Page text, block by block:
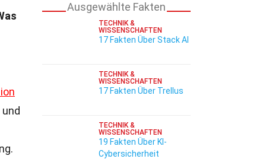
Ausgewählte Fakten
TECHNIK &
WISSENSCHAFTEN
17 Fakten Über Stack AI
TECHNIK &
WISSENSCHAFTEN
17 Fakten Über Trellus
TECHNIK &
WISSENSCHAFTEN
19 Fakten Über KI-
Cybersicherheit